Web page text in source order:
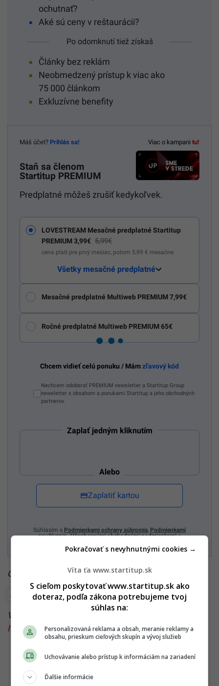
ochutnať?
Aké sú ceny v reštaurácii?
Po odomknutí tiež získaš
Články bez reklám
Neobmedzený prístup k viac ako
75 000 článkom
Exkluzívne benefity
Viac o kampani tu!
Máš účet? Prihlás sa!
Staň sa členom
Startitup PREMIUM
Predplatné môžeš zrušiť kedykoľvek.
LOVESTREAM Mesačné predplatné Startitup
PREMIUM 3,99€ 5,99€
cena platí pre prvý mesiac, potom 5,99 € mesačne
Všetky mesačné predplatné
Mesačné predplatné Multiweb PREMIUM 7,99€
Ročné predplatné Multiweb PREMIUM 65€
Chcem vidieť celú ponuku / Mámzľavový kód
Nechcem odoberať PREMIUM newsletter a Startitup Group
newsletter s obsahom a ponukami Startitup a jeho obchodných
partnerov.
Zaplať jedným kliknutím
Alebo
Zaplatiť kartou
Súhlasím s Podmienkami ochrany súkromia, Podmienkami
používania,Všeobecnými obchodnými podmienkamia
Čítaj viac z kategórie: Biznis a startupy
Food biznis
Viac k téme:
história
novinky,novy podnik,recenzia,startitup
Víta ťa www.startitup.sk
S cieľom poskytovať www.startitup.sk ako
doteraz, podľa zákona potrebujeme tvoj
súhlas na:
Personalizovaná reklama a obsah, meranie reklamy a
obsahu, prieskum cieľových skupín a vývoj služieb
Uchovávanie alebo prístup k informáciám na zariadení
Ďalšie informácie
Pokračovať s nevyhnutnými cookies →